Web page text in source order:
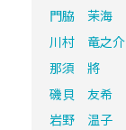
門脇 茉海
川村 竜之介
那須 將
磯貝 友希
岩野 温子